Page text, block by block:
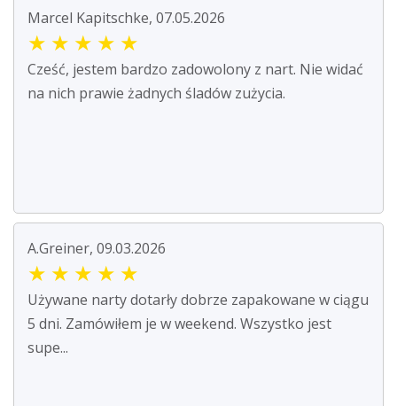
Marcel Kapitschke, 07.05.2026
★ ★ ★ ★ ★
Cześć, jestem bardzo zadowolony z nart. Nie widać
na nich prawie żadnych śladów zużycia.
A.Greiner, 09.03.2026
★ ★ ★ ★ ★
Używane narty dotarły dobrze zapakowane w ciągu
5 dni. Zamówiłem je w weekend. Wszystko jest
supe...